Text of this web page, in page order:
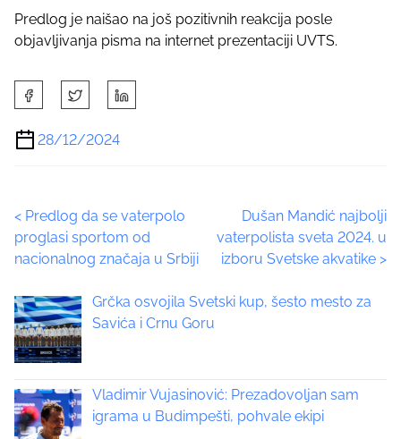
Predlog je naišao na još pozitivnih reakcija posle
objavljivanja pisma na internet prezentaciji UVTS.
h
a
r
h
s
o
s
t
n
:
28/12/2024
P
o
s
t
s
n
< Predlog da se vaterpolo
proglasi sportom od
nacionalnog značaja u Srbiji
Dušan Mandić najbolji
vaterpolista sveta 2024. u
izboru Svetske akvatike >
Grčka osvojila Svetski kup, šesto mesto za
Savića i Crnu Goru
Vladimir Vujasinović: Prezadovoljan sam
igrama u Budimpešti, pohvale ekipi